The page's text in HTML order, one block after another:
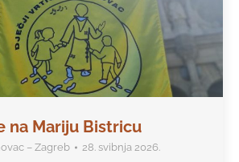
na Mariju Bistricu
– Zagreb 28. svibnja 2026.